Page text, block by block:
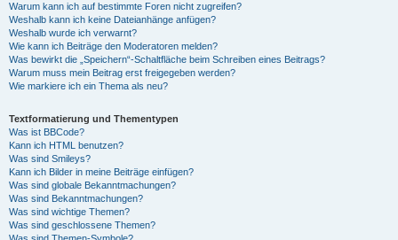
Warum kann ich auf bestimmte Foren nicht zugreifen?
Weshalb kann ich keine Dateianhänge anfügen?
Weshalb wurde ich verwarnt?
Wie kann ich Beiträge den Moderatoren melden?
Was bewirkt die „Speichern“-Schaltfläche beim Schreiben eines Beitrags?
Warum muss mein Beitrag erst freigegeben werden?
Wie markiere ich ein Thema als neu?
Textformatierung und Thementypen
Was ist BBCode?
Kann ich HTML benutzen?
Was sind Smileys?
Kann ich Bilder in meine Beiträge einfügen?
Was sind globale Bekanntmachungen?
Was sind Bekanntmachungen?
Was sind wichtige Themen?
Was sind geschlossene Themen?